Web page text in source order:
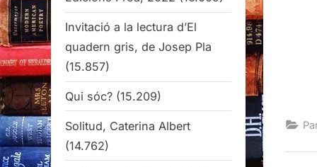
Invitació a la lectura d’El
quadern gris, de Josep Pla
(15.857)
Qui sóc? (15.209)
Solitud, Caterina Albert
(14.762)